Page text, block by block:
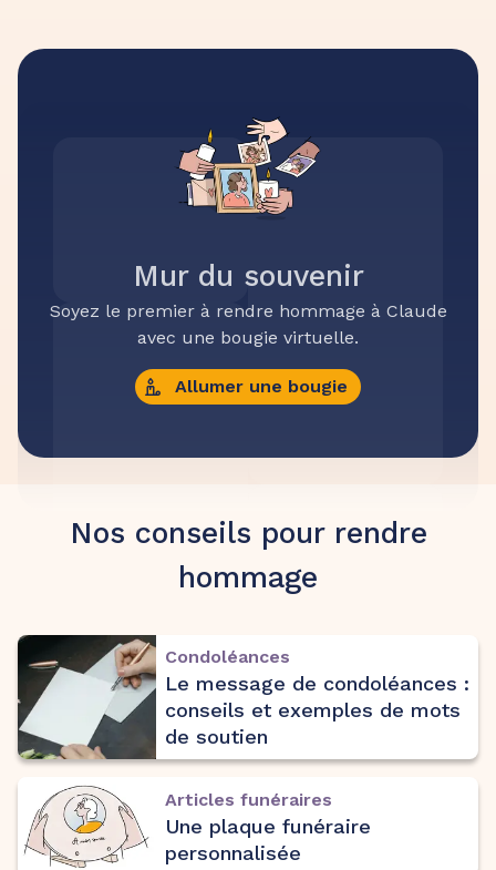
Mur du souvenir
Soyez le premier à rendre hommage à Claude
avec une bougie virtuelle.
Allumer une bougie
Nos conseils pour rendre
hommage
Condoléances
Le message de condoléances :
conseils et exemples de mots
de soutien
Articles funéraires
Une plaque funéraire
personnalisée